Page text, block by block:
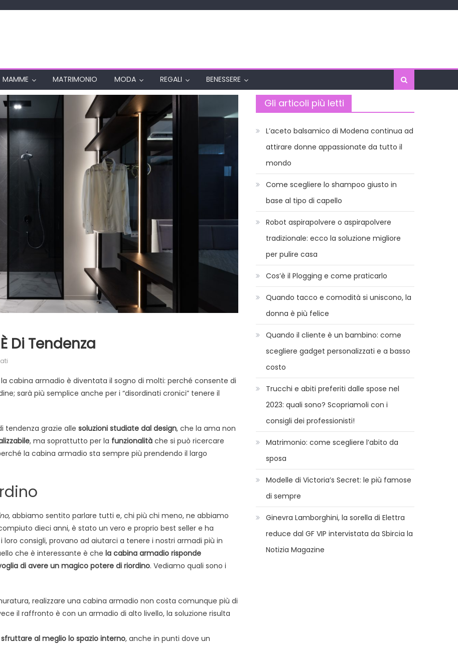
MAMME MATRIMONIO MODA REGALI BENESSERE
Di Tendenza
armadio:
perché
tendenza
cabina armadio è diventata il sogno di molti: perché consente di
sarà più semplice anche per i “disordinati cronici” tenere il
tendenza grazie alle soluzioni studiate dal design, che la ama non
, ma soprattutto per la funzionalità che si può ricercare
la cabina armadio sta sempre più prendendo il largo
, abbiamo sentito parlare tutti e, chi più chi meno, ne abbiamo
dieci anni, è stato un vero e proprio best seller e ha
consigli, provano ad aiutarci a tenere i nostri armadi più in
che è interessante è che la cabina armadio risponde
di avere un magico potere di riordino. Vediamo quali sono i
realizzare una cabina armadio non costa comunque più di
il raffronto è con un armadio di alto livello, la soluzione risulta
sfruttare al meglio lo spazio interno, anche in punti dove un
Gli articoli più letti
L’aceto balsamico di Modena continua ad
attirare donne appassionate da tutto il
mondo
Come scegliere lo shampoo giusto in
base al tipo di capello
Robot aspirapolvere o aspirapolvere
tradizionale: ecco la soluzione migliore
per pulire casa
Cos’è il Plogging e come praticarlo
Quando tacco e comodità si uniscono, la
donna è più felice
Quando il cliente è un bambino: come
scegliere gadget personalizzati e a basso
costo
Trucchi e abiti preferiti dalle spose nel
2023: quali sono? Scopriamoli con i
consigli dei professionisti!
Matrimonio: come scegliere l’abito da
sposa
Modelle di Victoria’s Secret: le più famose
di sempre
Ginevra Lamborghini, la sorella di Elettra
reduce dal GF VIP intervistata da Sbircia la
Notizia Magazine